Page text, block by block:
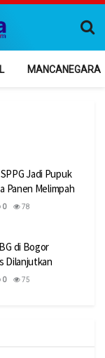
MANCANEGARA
Jadi Pupuk
Panen Melimpah
0 78
di Bogor
Dilanjutkan
0 75